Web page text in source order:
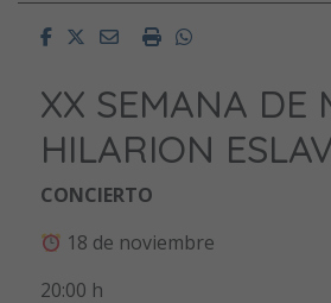
FacebookTwitterEmailImprimirWhatsapp
XX SEMANA DE
HILARION
CONCIERTO
18 de noviembre
20:00 h